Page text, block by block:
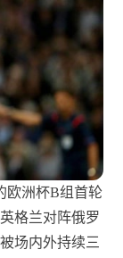
欧洲杯B组首轮
格兰对阵俄罗
场内外持续三